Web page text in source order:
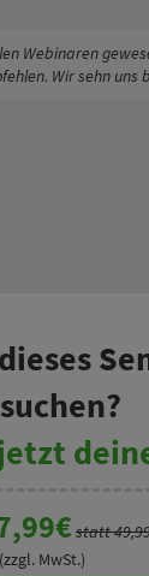
Webinaren
Wir sehn uns
statt
(zzgl. MwSt.)